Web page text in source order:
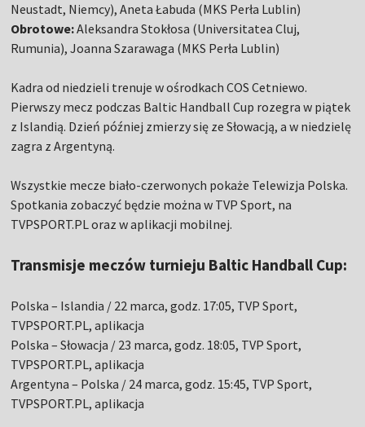
Neustadt, Niemcy), Aneta Łabuda (MKS Perła Lublin)
Obrotowe:Aleksandra Stokłosa (Universitatea Cluj,
Rumunia), Joanna Szarawaga (MKS Perła Lublin)
Kadra od niedzieli trenuje w ośrodkach COS Cetniewo.
Pierwszy mecz podczas Baltic Handball Cup rozegra w piątek
z Islandią. Dzień później zmierzy się ze Słowacją, a w niedzielę
zagra z Argentyną.
Wszystkie mecze biało-czerwonych pokaże Telewizja Polska.
Spotkania zobaczyć będzie można w TVP Sport, na
TVPSPORT.PL oraz w aplikacji mobilnej.
Transmisje meczów turnieju Baltic Handball Cup:
Polska – Islandia / 22 marca, godz. 17:05, TVP Sport,
TVPSPORT.PL, aplikacja
Polska – Słowacja / 23 marca, godz. 18:05, TVP Sport,
TVPSPORT.PL, aplikacja
Argentyna – Polska / 24 marca, godz. 15:45, TVP Sport,
TVPSPORT.PL, aplikacja